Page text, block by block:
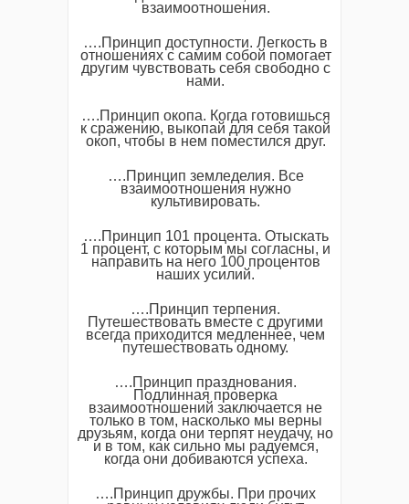
взаимоотношения.
….Принцип доступности. Легкость в
отношениях с самим собой помогает
другим чувствовать себя свободно с
нами.
….Принцип окопа. Когда готовишься
к сражению, выкопай для себя такой
окоп, чтобы в нем поместился друг.
….Принцип земледелия. Все
взаимоотношения нужно
культивировать.
….Принцип 101 процента. Отыскать
1 процент, с которым мы согласны, и
направить на него 100 процентов
наших усилий.
….Принцип терпения.
Путешествовать вместе с другими
всегда приходится медленнее, чем
путешествовать одному.
….Принцип празднования.
Подлинная проверка
взаимоотношений заключается не
только в том, насколько мы верны
друзьям, когда они терпят неудачу, но
и в том, как сильно мы радуемся,
когда они добиваются успеха.
….Принцип дружбы. При прочих